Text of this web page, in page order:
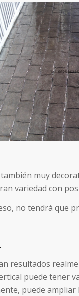
muy
variedad con
no tendrá que
resultados
puede tener
puede ampliar